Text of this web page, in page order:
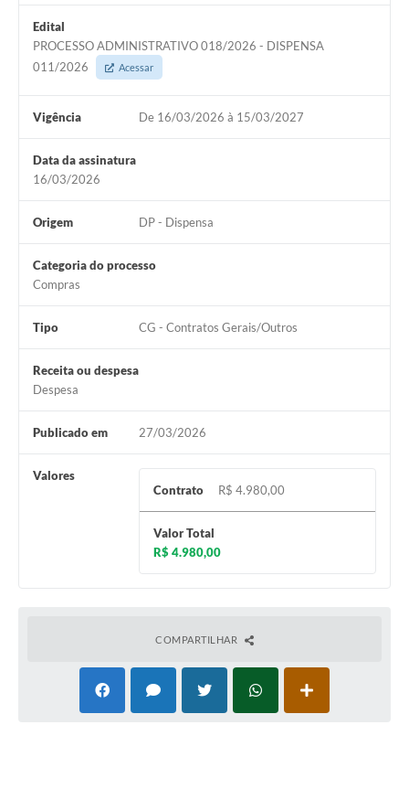
Edital
PROCESSO ADMINISTRATIVO 018/2026 - DISPENSA
011/2026
Acessar
Vigência De 16/03/2026 à 15/03/2027
Data da assinatura
16/03/2026
Origem DP - Dispensa
Categoria do processo
Compras
Tipo CG - Contratos Gerais/Outros
Receita ou despesa
Despesa
Publicado em 27/03/2026
Valores
Contrato
R$ 4.980,00
Valor Total
R$ 4.980,00
COMPARTILHAR